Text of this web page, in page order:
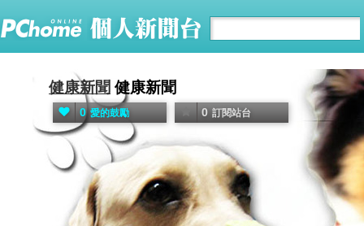
健康新聞 健康新聞
0 愛的鼓勵 0 訂閱站台